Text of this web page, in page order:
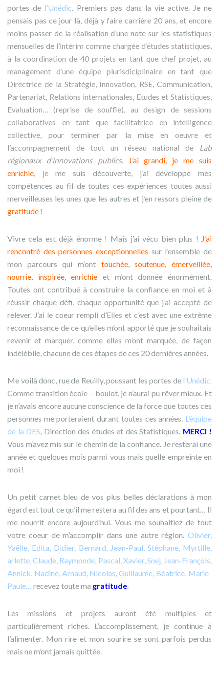
portes de l’Unédic . Premiers pas dans la vie active. Je ne
pensais pas ce jour là, déjà y faire carrière 20 ans, et encore
moins passer de la réalisation d’une note sur les statistiques
mensuelles de l’intérim comme chargée d’études statistiques,
à la coordination de 40 projets en tant que chef projet, au
management d’une équipe plurisdiciplinaire en tant que
Directrice de la Stratégie, Innovation, RSE, Communication,
Partenariat, Relations internationales, Etudes et Statistiques,
Evaluation… (reprise de souffle), au design de sessions
collaboratives en tant que facilitatrice en intelligence
collective, pour terminer par la mise en oeuvre et
l’accompagnement de tout un réseau national de
Lab
régionaux d’innovations publics.
J’ai grandi, je me suis
enrichie,
je me suis découverte, j’ai développé mes
compétences au fil de toutes ces expériences toutes aussi
merveilleuses les unes que les autres et j’en ressors pleine de
gratitude !
Vivre cela est déjà énorme ! Mais j’ai vécu bien plus ! J’ai
rencontré des personnes exceptionnelles sur l’ensemble de
mon parcours qui m’ont touchée, soutenue, émerveillée,
nourrie, inspirée, enrichie et m’ont donnée énormément.
Toutes ont contribué à construire la confiance en moi et à
réussir chaque défi, chaque opportunité que j’ai accepté de
relever. J’ai le coeur rempli d’Elles et c’est avec une extrême
reconnaissance de ce qu’elles m’ont apporté que je souhaitais
revenir et marquer, comme elles m’ont marquée, de façon
indélébile, chacune de ces étapes de ces 20 dernières années.
Me voilà donc, rue de Reuilly, poussant les portes de l’Unédic.
Comme transition école – boulot, je n’aurai pu rêver mieux. Et
je n’avais encore aucune conscience de la force que toutes ces
personnes me porteraient durant toutes ces années. L’équipe
de la DES , Direction des études et des Statistiques. MERCI !
Vous m’avez mis sur le chemin de la confiance. Je resterai une
année et quelques mois parmi vous mais quelle empreinte en
moi !
Un petit carnet bleu de vos plus belles déclarations à mon
égard est tout ce qu’il me restera au fil des ans et pourtant… Il
me nourrit encore aujourd’hui. Vous me souhaitiez de tout
votre coeur de m’accomplir dans une autre région. Olivier,
Yaëlle, Edita, Didier, Bernard, Jean-Paul, Stéphane, Myrtille,
arlette, Claude, Raymonde, Pascal, Xavier, Snej, Jean-François,
Annick, Nadine, Arnaud, Nicolas, Guillaume, Béatrice, Marie-
Paule…
recevez toute ma gratitude
Les missions et projets auront été multiples et
particulièrement riches. L’accomplissement, je continue à
l’alimenter. Mon rire et mon sourire se sont parfois perdus
mais ne m’ont jamais quittée.